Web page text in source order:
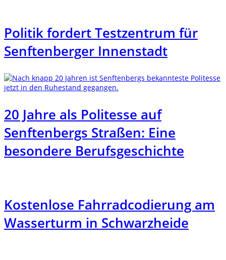
Politik fordert Testzentrum für
Senftenberger Innenstadt
20 Jahre als Politesse auf
Senftenbergs Straßen: Eine
besondere Berufsgeschichte
Kostenlose Fahrradcodierung am
Wasserturm in Schwarzheide